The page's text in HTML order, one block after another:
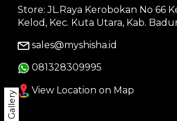
Gallery
Store: JL.Raya Kerobokan No 66
Kelod, Kec. Kuta Utara, Kab.
sales@myshisha.id
081328309995
View Location on Map